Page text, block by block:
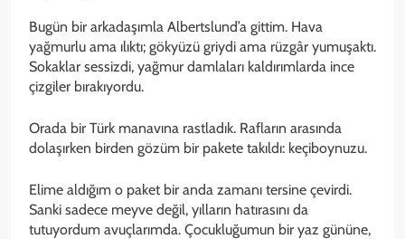
Bugün bir arkadaşımla Albertslund’a gittim. Hava
yağmurlu ama ılıktı; gökyüzü griydi ama rüzgâr yumuşaktı.
Sokaklar sessizdi, yağmur damlaları kaldırımlarda ince
çizgiler bırakıyordu.
Orada bir Türk manavına rastladık. Rafların arasında
dolaşırken birden gözüm bir pakete takıldı: keçiboynuzu.
Elime aldığım o paket bir anda zamanı tersine çevirdi.
Sanki sadece meyve değil, yılların hatırasını da
tutuyordum avuçlarımda. Çocukluğumun bir yaz gününe,